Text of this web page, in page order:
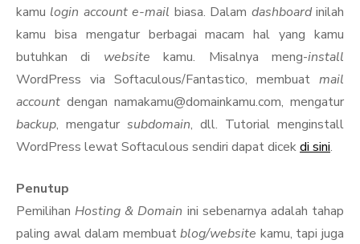
kamu login account e-mail biasa. Dalam dashboardinilah
kamu bisa mengatur berbagai macam hal yang kamu
butuhkan di website kamu. Misalnya meng-install
WordPress via Softaculous/Fantastico, membuat mail
account dengan namakamu@domainkamu.com, mengatur
backup, mengatur subdomain, dll. Tutorial menginstall
WordPress lewat Softaculous sendiri dapat dicekdi sini.
Penutup
Pemilihan Hosting & Domain ini sebenarnya adalah tahap
paling awal dalam membuatblog/website kamu, tapi juga